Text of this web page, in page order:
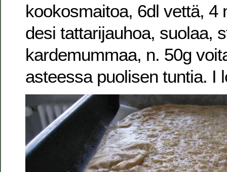
kookosmaitoa, 6dl vettä, 4
desi tattarijauhoa, suolaa,
kardemummaa, n. 50g
asteessa puolisen tuntia. I